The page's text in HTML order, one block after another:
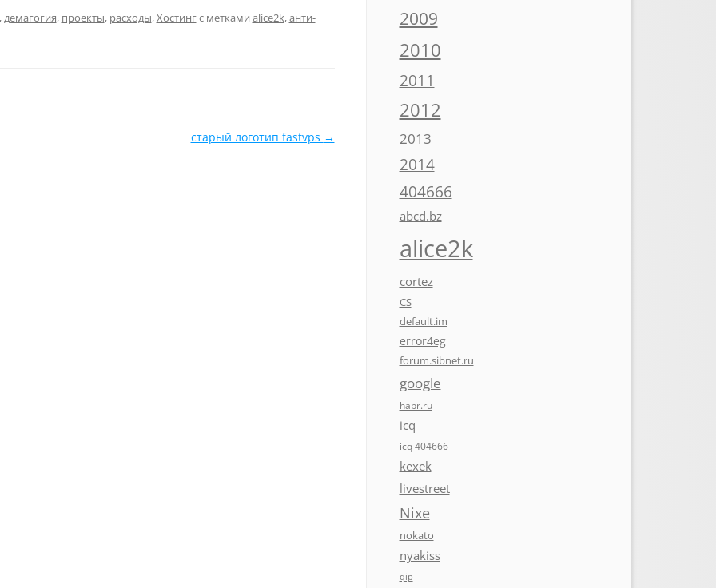
демагогия, проекты, расходы,Хостингс метками alice2k,анти-
старый логотип fastvps →
2009
2010
2011
2012
2013
2014
404666
abcd.bz
alice2k
cortez
CS
default.im
error4eg
forum.sibnet.ru
google
habr.ru
icq
icq 404666
kexek
livestreet
Nixe
nokato
nyakiss
qip